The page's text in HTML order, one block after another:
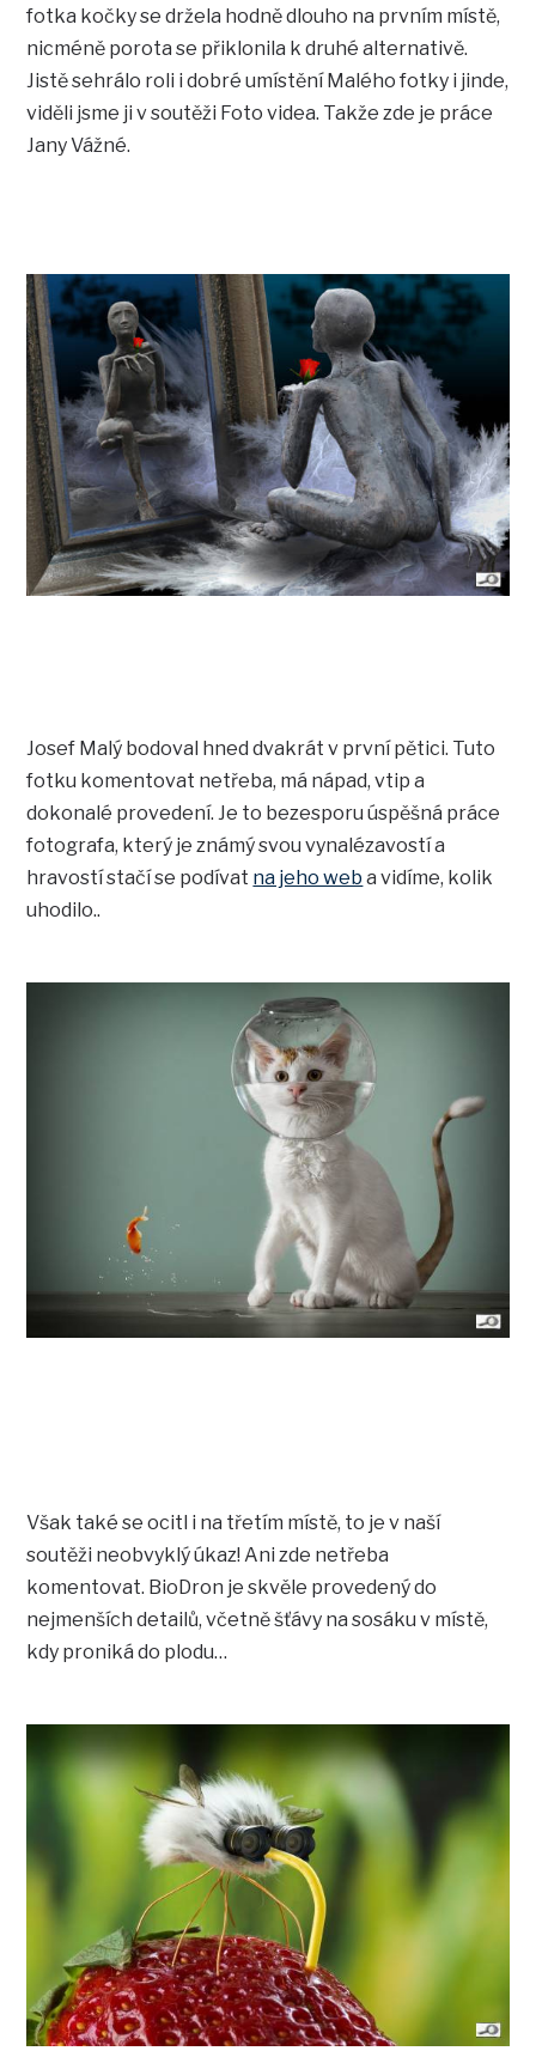
fotka kočky se držela hodně dlouho na prvním místě,
nicméně porota se přiklonila k druhé alternativě.
Jistě sehrálo roli i dobré umístění Malého fotky i jinde,
viděli jsme ji v soutěži Foto videa. Takže zde je práce
Jany Vážné.
Josef Malý bodoval hned dvakrát v první pětici. Tuto
fotku komentovat netřeba, má nápad, vtip a
dokonalé provedení. Je to bezesporu úspěšná práce
fotografa, který je známý svou vynalézavostí a
hravostí stačí se podívat na jeho web a vidíme, kolik
uhodilo..
Však také se ocitl i na třetím místě, to je v naší
soutěži neobvyklý úkaz! Ani zde netřeba
komentovat. BioDron je skvěle provedený do
nejmenších detailů, včetně šťávy na sosáku v místě,
kdy proniká do plodu…